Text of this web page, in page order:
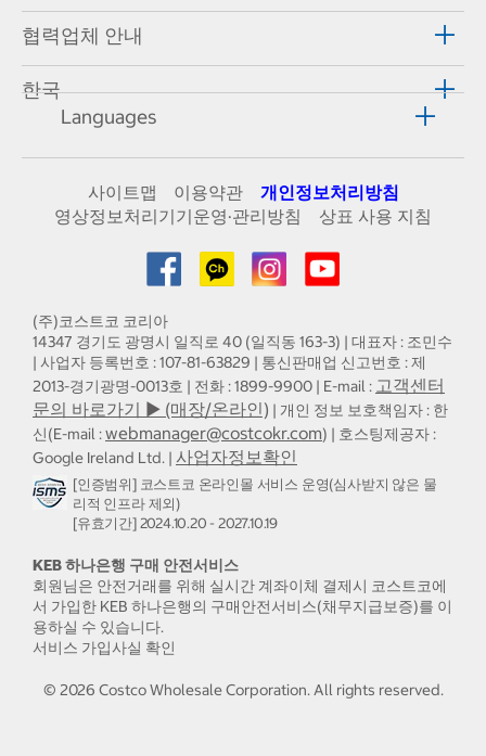
협력업체 안내
한국
Languages
사이트맵 이용약관
개인정보처리방침
영상정보처리기기운영·관리방침
상표 사용 지침
(주)코스트코 코리아
14347 경기도 광명시 일직로 40 (일직동 163-3) | 대표자 : 조민수
| 사업자 등록번호 : 107-81-63829 | 통신판매업 신고번호 : 제
2013-경기광명-0013호 | 전화 : 1899-9900 | E-mail : 고객센터
문의 바로가기 ▶ (매장/온라인) | 개인 정보 보호책임자 : 한
신(E-mail :webmanager@costcokr.com) | 호스팅제공자 :
Google Ireland Ltd. | 사업자정보확인
[인증범위] 코스트코 온라인몰 서비스 운영(심사받지 않은 물
리적 인프라 제외)
[유효기간] 2024.10.20 - 2027.10.19
KEB 하나은행 구매 안전서비스
회원님은 안전거래를 위해 실시간 계좌이체 결제시 코스트코에
서 가입한 KEB 하나은행의 구매안전서비스(채무지급보증)를 이
용하실 수 있습니다.
서비스 가입사실 확인
© 2026 Costco Wholesale Corporation.All rights reserved.